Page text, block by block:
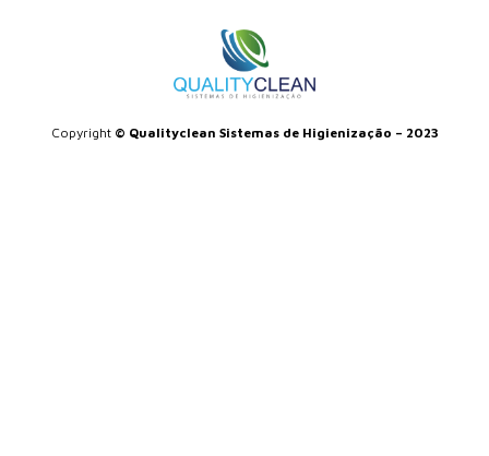
Copyright © Qualityclean Sistemas de Higienização – 2023